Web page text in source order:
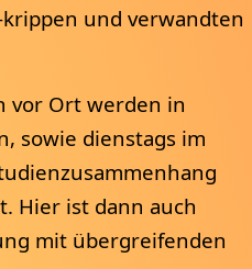
und verwandten
vor Ort werden in
sowie dienstags im
Hier ist dann auch
mit übergreifenden